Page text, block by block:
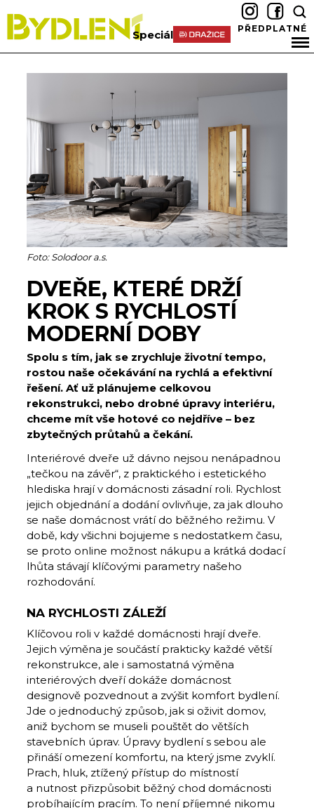
Speciál PŘEDPLATNÉ
Foto: Solodoor a.s.
DVEŘE, KTERÉ DRŽÍ
KROK S RYCHLOSTÍ
MODERNÍ DOBY
Spolu s tím, jak se zrychluje životní tempo,
rostou naše očekávání na rychlá a efektivní
řešení. Ať už plánujeme celkovou
rekonstrukci, nebo drobné úpravy interiéru,
chceme mít vše hotové co nejdříve – bez
zbytečných průtahů a čekání.
Interiérové dveře už dávno nejsou nenápadnou
„tečkou na závěr“, z praktického i estetického
hlediska hrají v domácnosti zásadní roli. Rychlost
jejich objednání a dodání ovlivňuje, za jak dlouho
se naše domácnost vrátí do běžného režimu. V
době, kdy všichni bojujeme s nedostatkem času,
se proto online možnost nákupu a krátká dodací
lhůta stávají klíčovými parametry našeho
rozhodování.
NA RYCHLOSTI ZÁLEŽÍ
Klíčovou roli v každé domácnosti hrají dveře.
Jejich výměna je součástí prakticky každé větší
rekonstrukce, ale i samostatná výměna
interiérových dveří dokáže domácnost
designově pozvednout a zvýšit komfort bydlení.
Jde o jednoduchý způsob, jak si oživit domov,
aniž bychom se museli pouštět do větších
stavebních úprav. Úpravy bydlení s sebou ale
přináší omezení komfortu, na který jsme zvyklí.
Prach, hluk, ztížený přístup do místností
a nutnost přizpůsobit běžný chod domácnosti
probíhajícím pracím. To není příjemné nikomu